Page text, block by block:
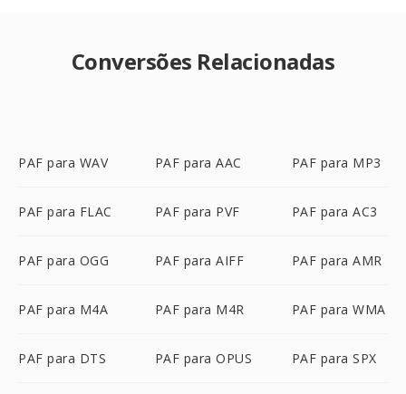
Conversões Relacionadas
PAF para WAV PAF para AAC PAF para MP3
PAF para FLAC PAF para PVF PAF para AC3
PAF para OGG PAF para AIFF PAF para AMR
PAF para M4A PAF para M4R PAF para WMA
PAF para DTS PAF para OPUS PAF para SPX